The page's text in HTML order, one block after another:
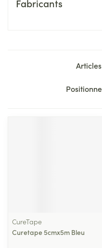
Fabricants
Articles
Trier par:
CureTape
Curetape 5cmx5m Bleu